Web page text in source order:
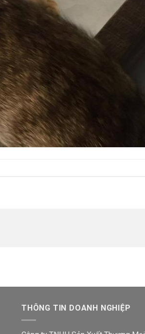
THÔNG TIN DOANH NGHIỆP